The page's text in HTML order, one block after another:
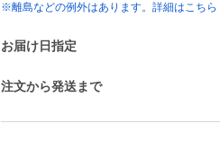
※離島などの例外はあります。詳細はこちら
お届け日指定
注文から発送まで